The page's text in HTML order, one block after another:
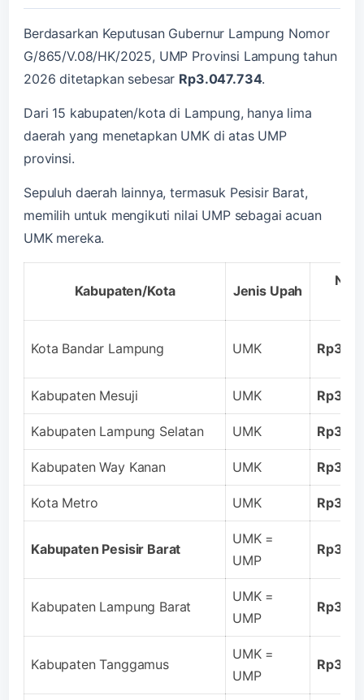
Berdasarkan Keputusan Gubernur Lampung Nomor
G/865/V.08/HK/2025, UMP Provinsi Lampung tahun
2026 ditetapkan sebesar Rp3.047.734.
Dari 15 kabupaten/kota di Lampung, hanya lima
daerah yang menetapkan UMK di atas UMP
provinsi.
Sepuluh daerah lainnya, termasuk Pesisir Barat,
memilih untuk mengikuti nilai UMP sebagai acuan
UMK mereka.
Kabupaten/Kota Jenis Upah
Kota Bandar Lampung UMK
Kabupaten Mesuji UMK
Kabupaten Lampung Selatan UMK
Kabupaten Way Kanan UMK
Kota Metro UMK
Kabupaten Pesisir Barat
UMK =
UMP
Kabupaten Lampung Barat
UMK =
UMP
Kabupaten Tanggamus
UMK =
UMP